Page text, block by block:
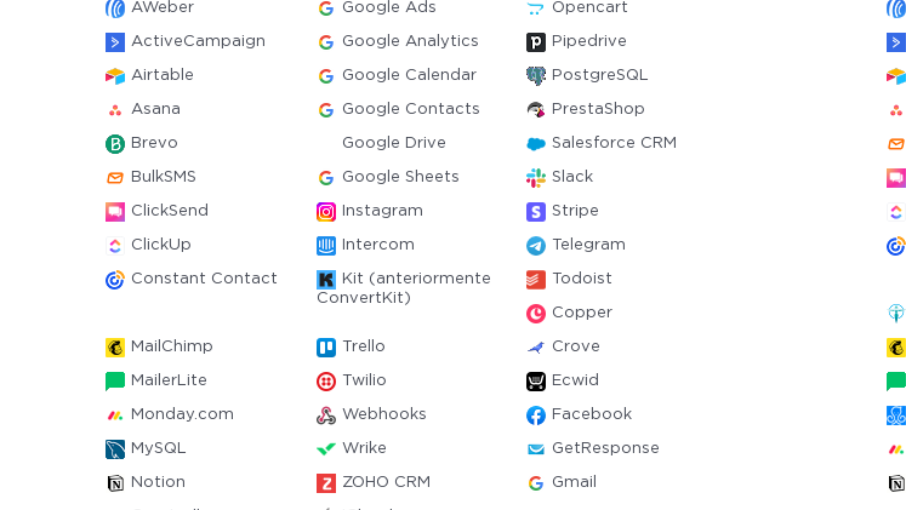
AWeber Google Ads Opencart
ActiveCampaign Google Analytics Pipedrive
Airtable Google Calendar PostgreSQL
Asana Google Contacts PrestaShop
Brevo Google Drive Salesforce CRM
BulkSMS Google Sheets Slack
ClickSend Instagram Stripe
ClickUp Intercom Telegram
Constant Contact
Kit (anteriormente
ConvertKit)
Todoist
Copper
MailChimp Trello Crove
MailerLite Twilio Ecwid
Monday.com Webhooks Facebook
MySQL Wrike GetResponse
Notion ZOHO CRM Gmail